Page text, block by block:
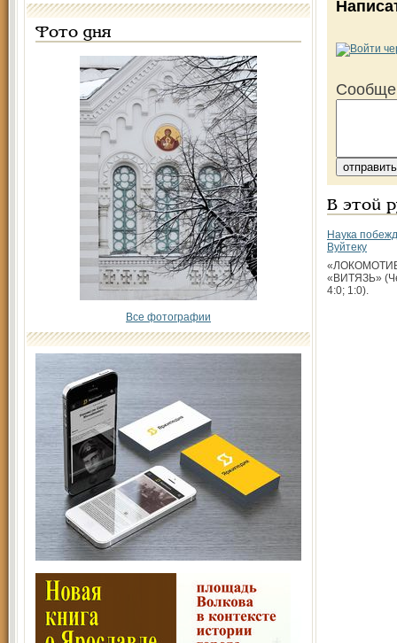
Фото дня
Все фотографии
В этой
Наука
Вуйтеку
«ВИТЯЗЬ»
4:0; 1:0).